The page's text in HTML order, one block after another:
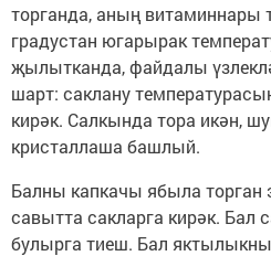
торганда, аның витаминнары
градустан югарырак
җылытканда, файдалы
шарт: саклану
кирәк. Салкында тора икән,
кристаллаша башлый.
Балны капкачы ябыла торган
савытта сакларга кирәк. Бал
булырга тиеш. Бал